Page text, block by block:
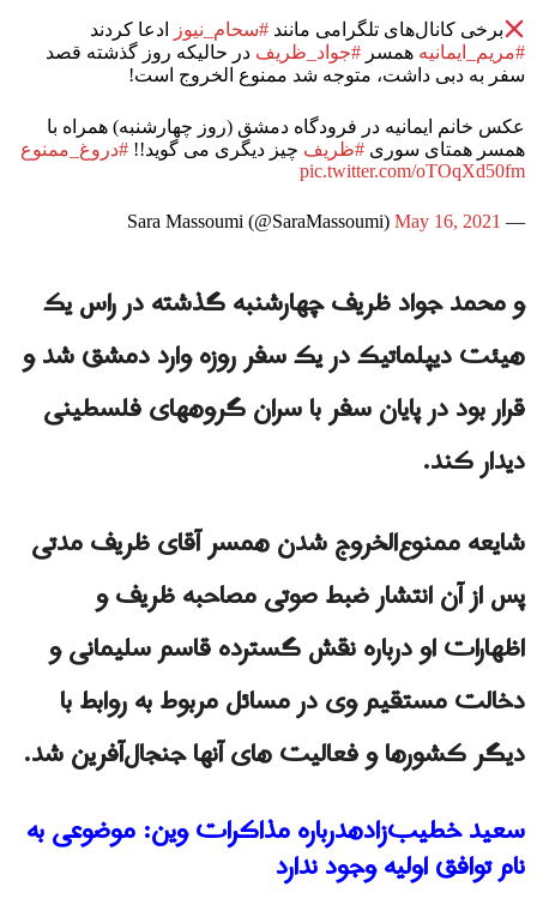
برخی کانال‌های تلگرامی مانند#سحام_نیوز
ادعا کردند
#مریم_ایمانیه همسر #جواد_ظريف در حالیکه روز گذشته قصد
سفر به دبی داشت، متوجه شد ممنوع الخروج است!
عکس خانم ایمانیه در فرودگاه دمشق (روز چهارشنبه) همراه با
همسر همتای سوری #ظریف چیز دیگری می گوید!! #دروغ_ممنوع
pic.twitter.com/oTOqXd50fm
— Sara Massoumi (@SaraMassoumi)
May 16, 2021
و محمد جواد ظریف چهارشنبه گذشته در راس یک
هیئت دیپلماتیک در یک سفر روزه وارد دمشق شد و
قرار بود در پایان سفر با سران گروههای فلسطینی
دیدار کند.
شایعه ممنوع‌الخروج شدن همسر آقای ظریف مدتی
پس از آن انتشار ضبط صوتی مصاحبه ظریف و
اظهارات او درباره نقش گسترده قاسم سلیمانی و
دخالت مستقیم وی در مسائل مربوط به روابط با
دیگر کشورها و فعالیت های آنها جنجال‌آفرین شد.
سعید خطیب‌زادهدرباره مذاکرات وین: موضوعی به
نام توافق اولیه وجود ندارد